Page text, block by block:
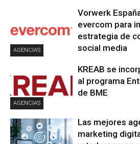
AGENCIAS
Vorwerk
evercom para
estrategia de
social media
AGENCIAS
KREAB se
al programa
de BME
Las mejores
marketing